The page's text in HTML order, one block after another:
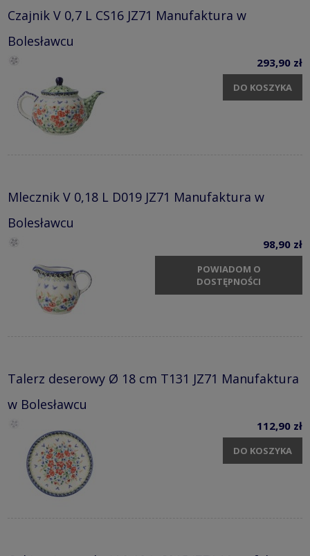
Czajnik V 0,7 L CS16 JZ71 Manufaktura w
Bolesławcu
293,90 zł
DO KOSZYKA
Mlecznik V 0,18 L D019 JZ71 Manufaktura w
Bolesławcu
98,90 zł
POWIADOM O
DOSTĘPNOŚCI
Talerz deserowy Ø 18 cm T131 JZ71 Manufaktura
w Bolesławcu
112,90 zł
DO KOSZYKA